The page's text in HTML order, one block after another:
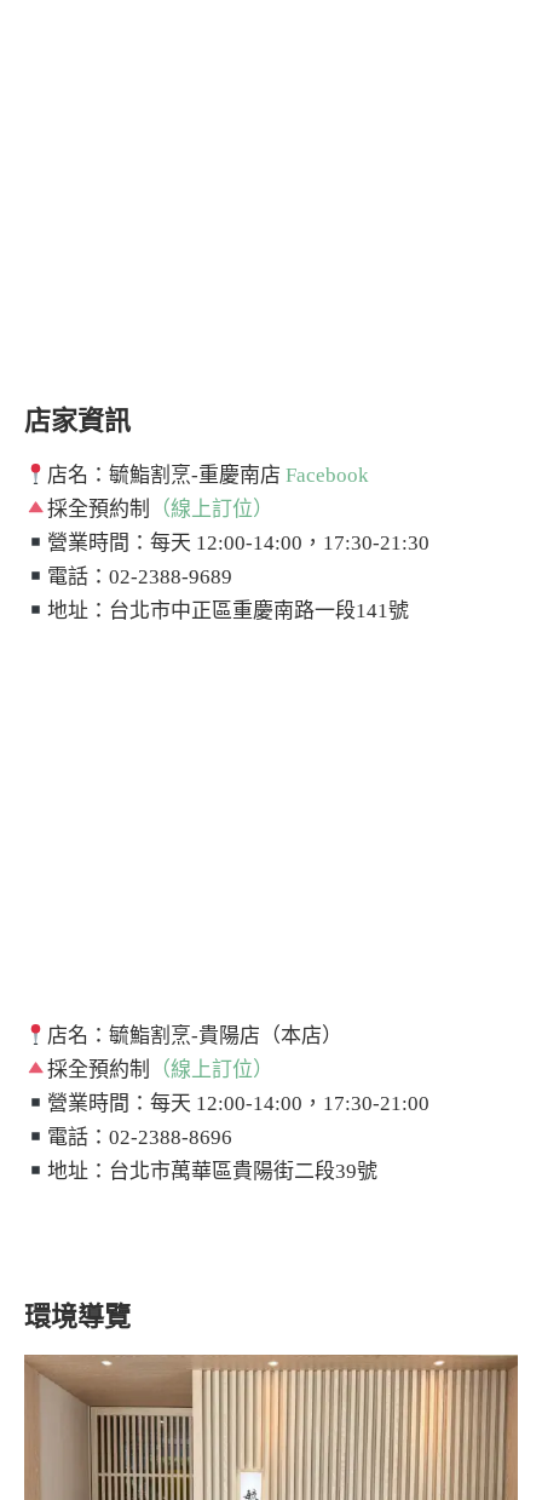
店家資訊
店名：毓鮨割烹-重慶南店 Facebook
採全預約制
（線上訂位）
營業時間：每天 12:00-14:00，17:30-21:30
電話：02-2388-9689
地址：台北市中正區重慶南路一段141號
店名：毓鮨割烹-貴陽店（本店）
採全預約制
（線上訂位）
營業時間：每天 12:00-14:00，17:30-21:00
電話：02-2388-8696
地址：台北市萬華區貴陽街二段39號
環境導覽